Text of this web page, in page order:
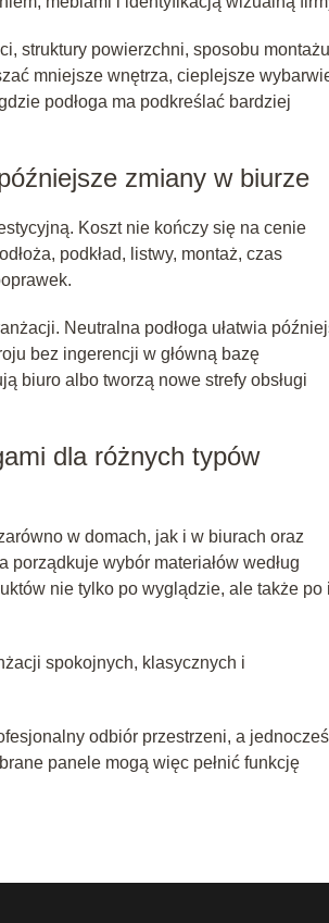
struktury powierzchni, sposobu
mniejsze wnętrza, cieplejsze
podłoga ma podkreślać bardziej
zmiany w biurze
Koszt nie kończy się na cenie
podkład, listwy, montaż, czas
Neutralna podłoga ułatwia
bez ingerencji w główną bazę
biuro albo tworzą nowe strefy obsługi
dla różnych typów
w domach, jak i w biurach oraz
porządkuje wybór materiałów według
nie tylko po wyglądzie, ale także po
spokojnych, klasycznych i
odbiór przestrzeni, a
panele mogą więc pełnić funkcję